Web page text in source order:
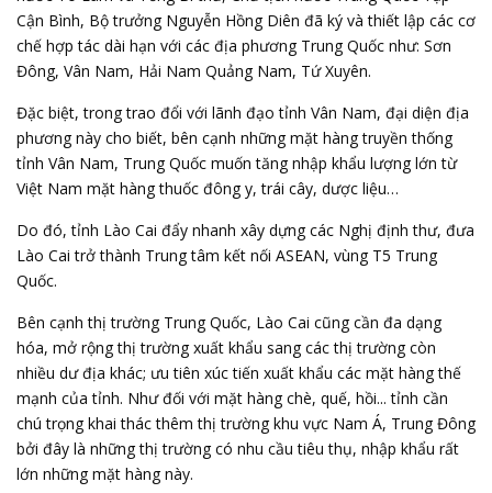
Cận Bình, Bộ trưởng Nguyễn Hồng Diên đã ký và thiết lập các cơ
chế hợp tác dài hạn với các địa phương Trung Quốc như: Sơn
Đông, Vân Nam, Hải Nam Quảng Nam, Tứ Xuyên.
Đặc biệt, trong trao đổi với lãnh đạo tỉnh Vân Nam, đại diện địa
phương này cho biết, bên cạnh những mặt hàng truyền thống
tỉnh Vân Nam, Trung Quốc muốn tăng nhập khẩu lượng lớn từ
Việt Nam mặt hàng thuốc đông y, trái cây, dược liệu…
Do đó, tỉnh Lào Cai đẩy nhanh xây dựng các Nghị định thư, đưa
Lào Cai trở thành Trung tâm kết nối ASEAN, vùng T5 Trung
Quốc.
Bên cạnh thị trường Trung Quốc, Lào Cai cũng cần đa dạng
hóa, mở rộng thị trường xuất khẩu sang các thị trường còn
nhiều dư địa khác; ưu tiên xúc tiến xuất khẩu các mặt hàng thế
mạnh của tỉnh. Như đối với mặt hàng chè, quế, hồi... tỉnh cần
chú trọng khai thác thêm thị trường khu vực Nam Á, Trung Đông
bởi đây là những thị trường có nhu cầu tiêu thụ, nhập khẩu rất
lớn những mặt hàng này.